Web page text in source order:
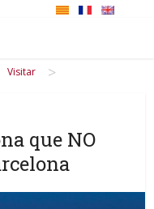
Visitar >
que NO